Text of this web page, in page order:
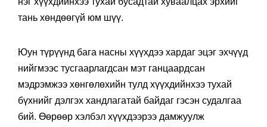
тань хөндөөгүй юм шүү.
Юун түрүүнд бага насны хүүхдээ хардаг эцэг эхчүүд
нийгмээс тусгаарлагдсан мэт ганцаардсан
мэдрэмжээ хөнгөлөхийн тулд хүүхдийнхээ тухай
бүхнийг дэлгэх хандлагатай байдаг гэсэн судалгаа
бий. Өөрөөр хэлбэл хүүхдээрээ дамжуулж